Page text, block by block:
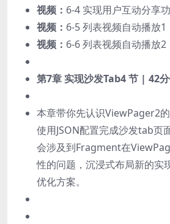
视频： 6-4 实现用户互动分享
视频： 6-5 列表视频自动播放1
视频： 6-6 列表视频自动播放2
第7章 实现沙发Tab4 节 | 42
本章带你先认识ViewPager2
使用JSON配置完成沙发tab页
会涉及到Fragment在
性的问题，沉浸式布局新的实
优化方案。